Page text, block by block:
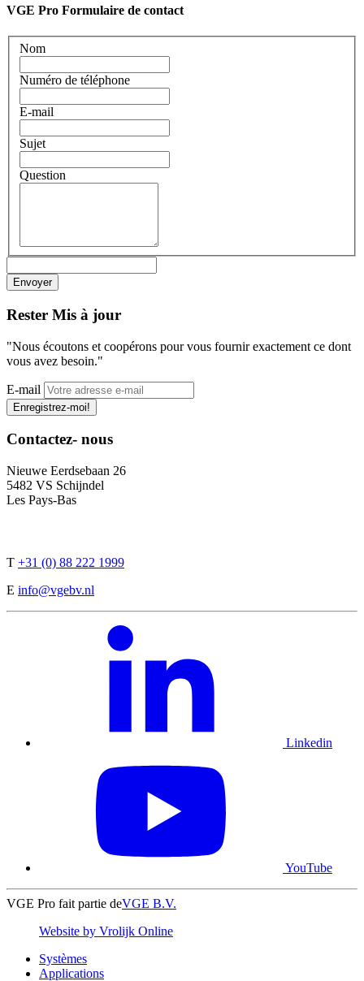
VGE Pro Formulaire de contact
Nom
Numéro de téléphone
E-mail
Sujet
Question
Rester Mis à jour
"Nous écoutons et coopérons pour vous fournir exactement ce dont
vous avez besoin."
E-mail
Enregistrez-moi!
Contactez- nous
Nieuwe Eerdsebaan 26
5482 VS Schijndel
Les Pays-Bas
T +31 (0) 88 222 1999
E info@vgebv.nl
Linkedin
YouTube
VGE Pro fait partie deVGE B.V.
Website by Vrolijk Online
Systèmes
Applications